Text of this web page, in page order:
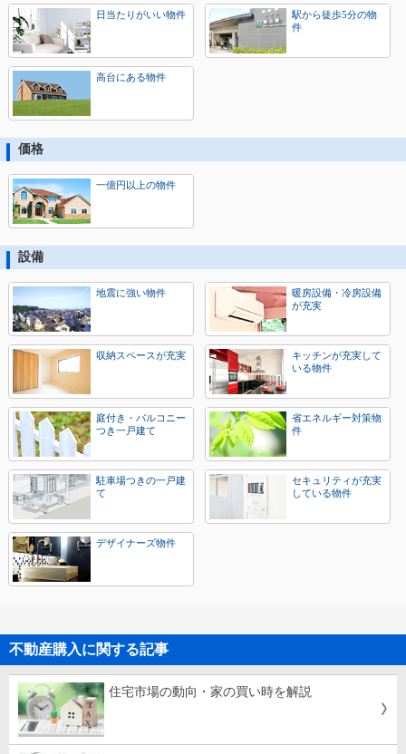
日当たりがいい物件
駅から徒歩5分の物
件
高台にある物件
価格
一億円以上の物件
設備
地震に強い物件
暖房設備・冷房設備
が充実
収納スペースが充実
キッチンが充実して
いる物件
庭付き・バルコニー
つき一戸建て
省エネルギー対策物
件
駐車場つきの一戸建
て
セキュリティが充実
している物件
デザイナーズ物件
不動産購入に関する記事
住宅市場の動向・家の買い時を解説